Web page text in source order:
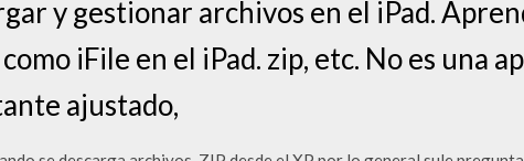
y gestionar archivos en el iPad.
iFile en el iPad. zip, etc. No es una
ajustado,